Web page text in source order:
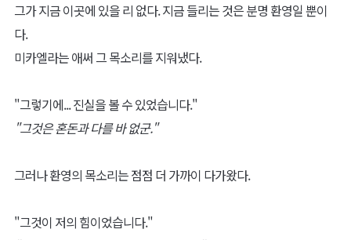
그가 지금 이곳에 있을 리 없다. 지금 들리는 것은 분명 환영일 뿐이
다.
미카엘라는 애써 그 목소리를 지워냈다.
"그렇기에... 진실을 볼 수 있었습니다."
"그것은 혼돈과 다를 바 없군."
그러나 환영의 목소리는 점점 더 가까이 다가왔다.
"그것이 저의 힘이었습니다."